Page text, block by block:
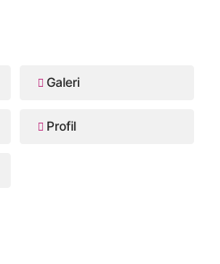
Galeri
Profil